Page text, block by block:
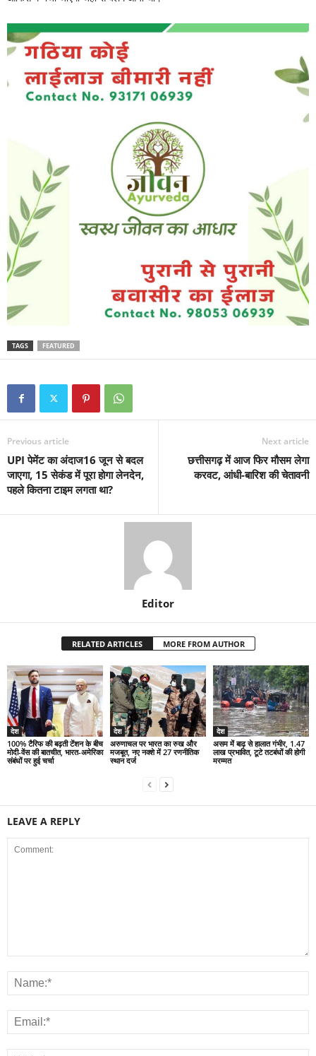
TAGS FEATURED
Previous article
UPI पेमेंट का अंदाज16 जून से बदल
जाएगा, 15 सेकंड में पूरा होगा लेनदेन,
पहले कितना टाइम लगता था?
Next article
छत्तीसगढ़ में आज फिर मौसम लेगा
करवट, आंधी-बारिश की चेतावनी
Editor
RELATED ARTICLES MORE FROM AUTHOR
देश
100% टैरिफ की बढ़ती टेंशन के बीच
मोदी-वेंस की बातचीत, भारत-अमेरिका
संबंधों पर हुई चर्चा
देश
अरुणाचल पर भारत का रुख और
मजबूत, नए नक्शे में 27 रणनीतिक
स्थान दर्ज
देश
असम में बाढ़ से हालात गंभीर, 1.47
लाख प्रभावित, टूटे तटबंधों की होगी
मरम्मत
LEAVE A REPLY